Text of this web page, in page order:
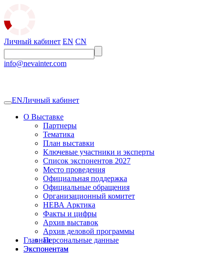
Личный кабинет EN CN
info@nevainter.com
ENЛичный кабинет
О Выставке
Партнеры
Тематика
План выставки
Ключевые участники и эксперты
Список экспонентов 2027
Место проведения
Официальная поддержка
Официальные обращения
Организационный комитет
НЕВА Арктика
Факты и цифры
Архив выставок
Архив деловой программы
Персональные данные
Экспонентам
Главная
Экспонентам